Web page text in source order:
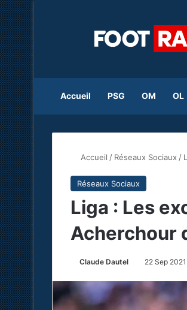
Accueil PSG OM OL
Accueil / Réseaux Sociaux /
Réseaux Sociaux
Liga : Les
Acherchour
Claude Dautel 22 Sep